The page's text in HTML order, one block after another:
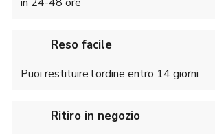
Reso facile
Puoi restituire l’ordine entro 14 giorni
Ritiro in negozio